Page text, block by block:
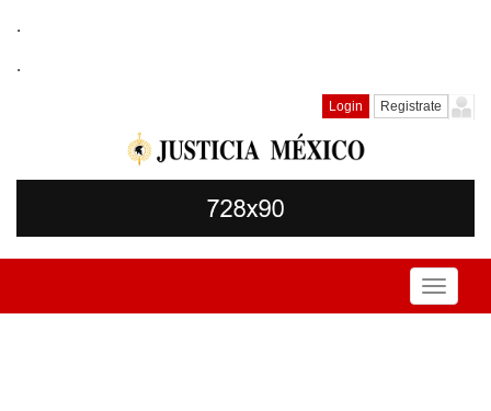
.
.
Login Registrate
Toggle